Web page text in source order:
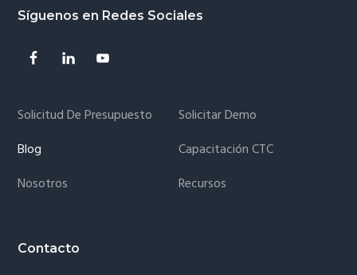
Síguenos en Redes Sociales
Solicitud De Presupuesto
Solicitar Demo
Blog
Capacitación CTC
Nosotros
Recursos
Contacto